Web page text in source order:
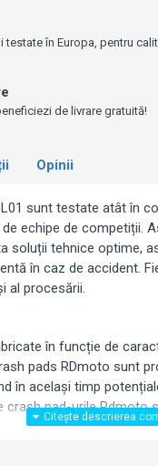
de livrare gratuită!
testate în Europa, pentru
Opinii
sunt testate atât în
de echipe de competiții.
soluții tehnice optime,
în caz de accident.
al procesării.
în funcție de
pads RDmoto sunt
în același timp
pad-urile Rdmoto